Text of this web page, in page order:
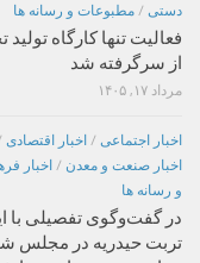
دستی / مطبوعات و رسانه ها
فعالیت تنها کارگاه
از سرگرفته شد
مرداد ۱۷, ۱۴۰۵
اخبار اجتماعی / اخبار اقتصادی
اخبار صنعت و معدن / اخبار
و رسانه ها
در گفت‌وگوی تفصیلی با